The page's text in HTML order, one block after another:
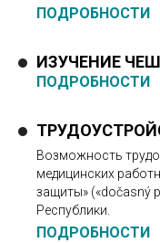
ПОДРОБНОСТИ
ИЗУЧЕНИЕ
ПОДРОБНОСТИ
Возможность
медицинских
защиты» («dočasný
Республики.
ПОДРОБНОСТИ